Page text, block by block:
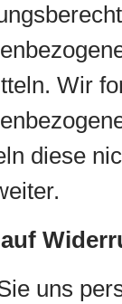
Wir
diese
uns